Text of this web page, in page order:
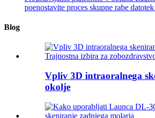
poenostavite proces skupne rabe
Blog
Vpliv 3D intraoralnega
okolje